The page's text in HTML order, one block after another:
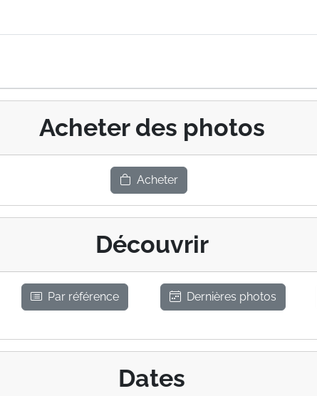
Acheter des photos
Acheter
Découvrir
Par référence Dernières photos
Dates